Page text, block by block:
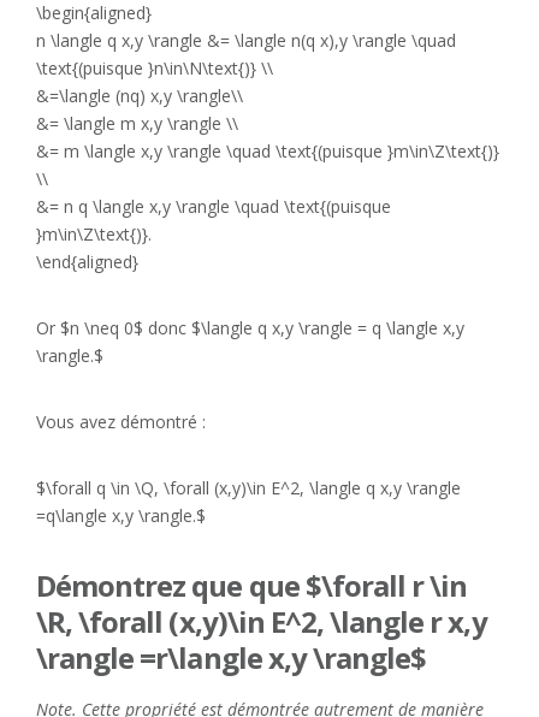
\begin{aligned}
n \langle q x,y \rangle &= \langle n(q x),y \rangle \quad
\text{(puisque }n\in\N\text{)} \\
&=\langle (nq) x,y \rangle\\
&= \langle m x,y \rangle \\
&= m \langle x,y \rangle \quad \text{(puisque }m\in\Z\text{)}
\\
&= n q \langle x,y \rangle \quad \text{(puisque
}m\in\Z\text{)}.
\end{aligned}
Or $n \neq 0$ donc $\langle q x,y \rangle = q \langle x,y
\rangle.$
Vous avez démontré :
$\forall q \in \Q, \forall (x,y)\in E^2, \langle q x,y \rangle
=q\langle x,y \rangle.$
Démontrez que que $\forall r \in
\R, \forall (x,y)\in E^2, \langle r x,y
\rangle =r\langle x,y \rangle$
Note. Cette propriété est démontrée autrement de manière